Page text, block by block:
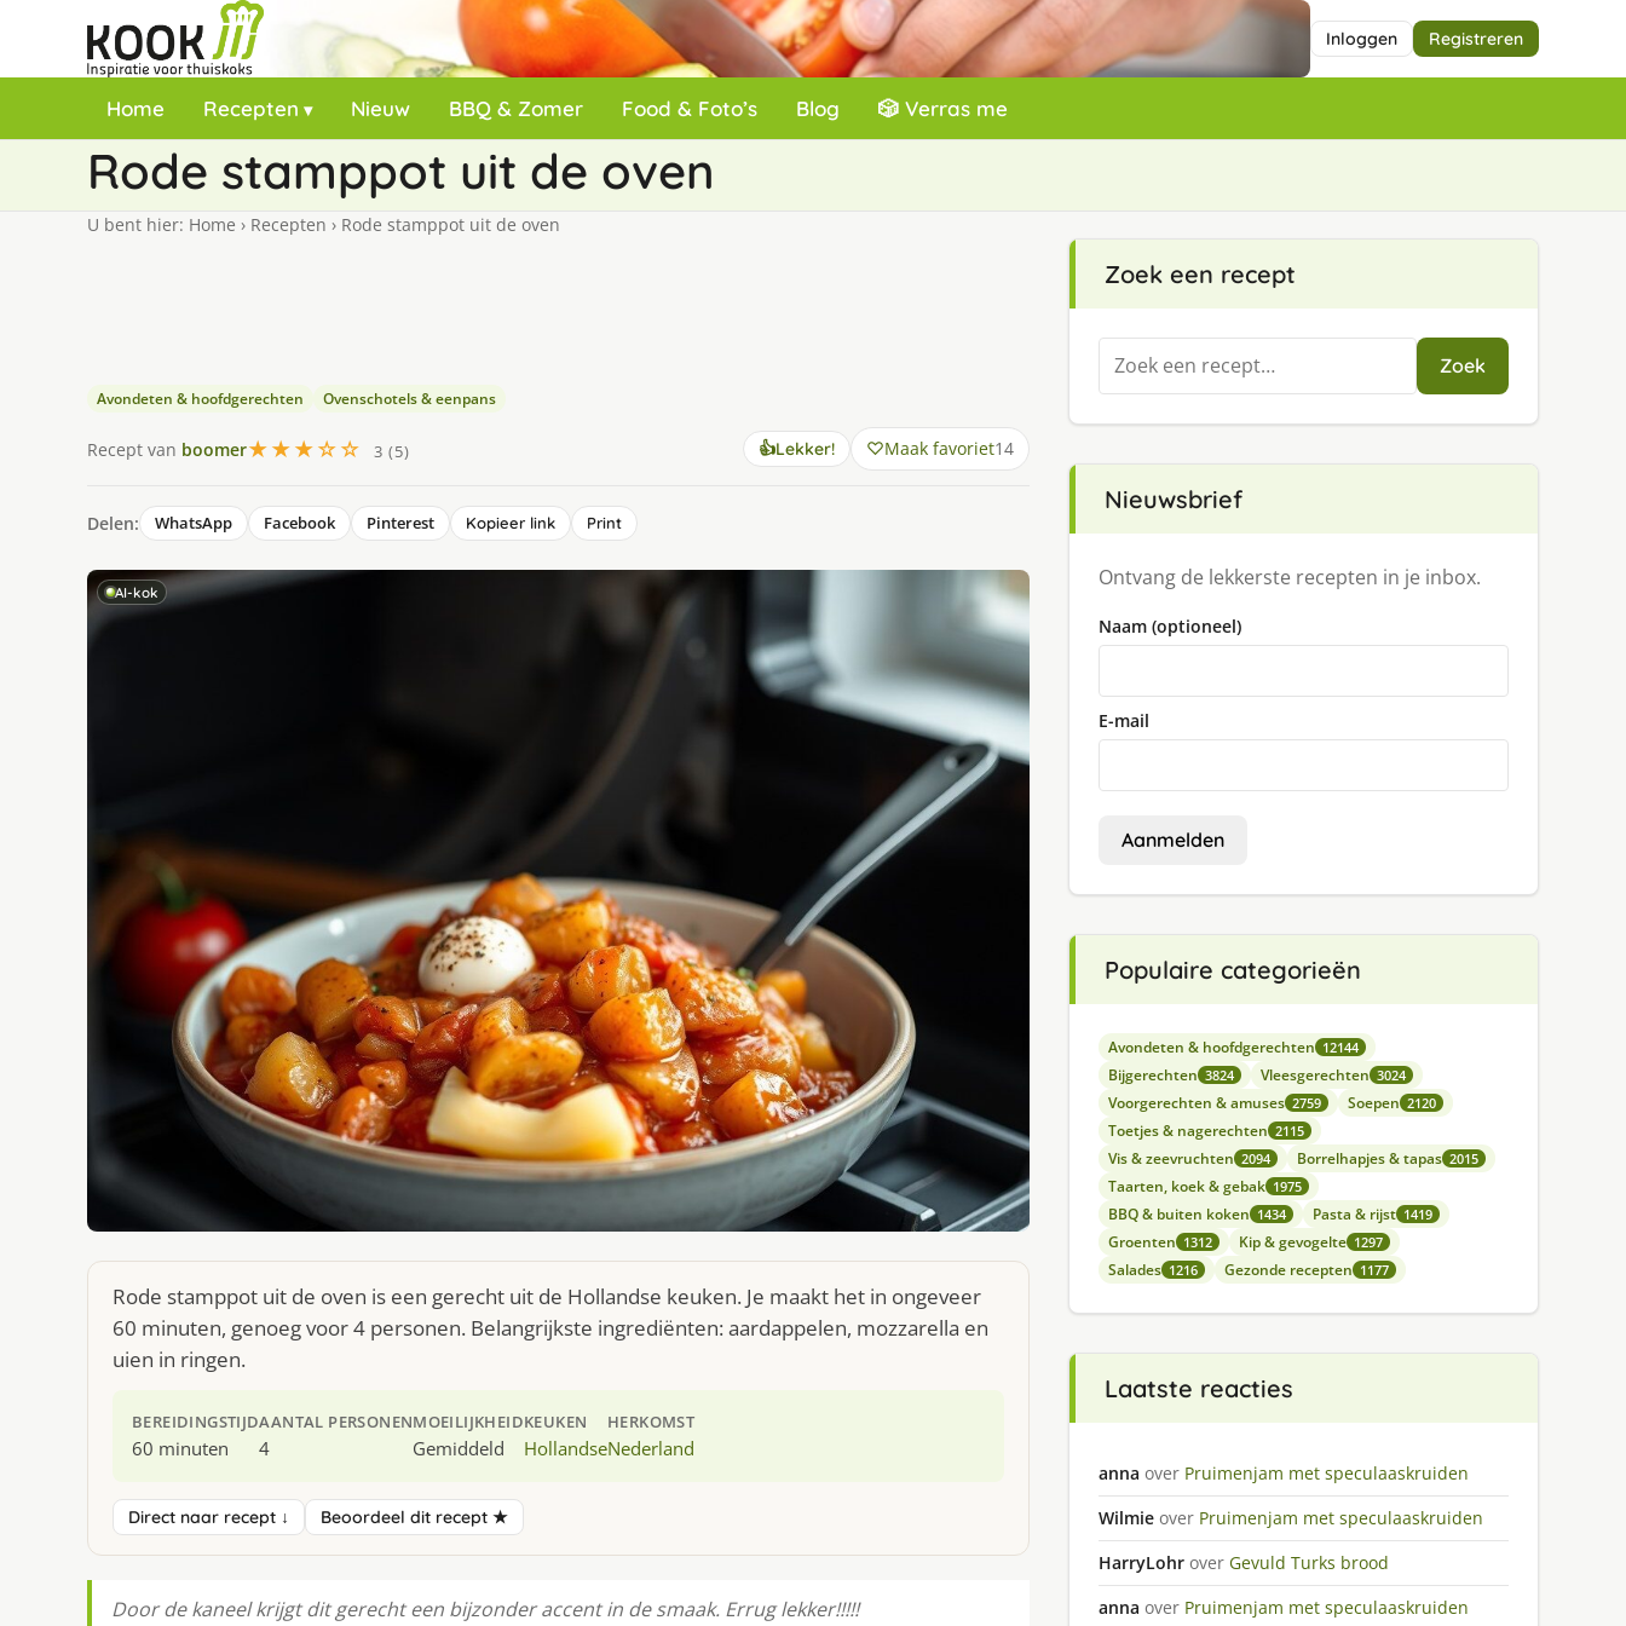
Inloggen Registreren
Home Recepten Nieuw BBQ & Zomer Food & Foto’s Blog 🎲 Verras me
Rode stamppot uit de oven
U bent hier: Home › Recepten › Rode stamppot uit de oven
Avondeten & hoofdgerechten Ovenschotels & eenpans
Recept van boomer★★★☆☆ 3 (5) 👍Lekker! Maak favoriet14
Delen: WhatsApp Facebook Pinterest Kopieer link Print
AI-kok
Rode stamppot uit de oven is een gerecht uit de Hollandse keuken. Je maakt het in ongeveer
60 minuten, genoeg voor 4 personen. Belangrijkste ingrediënten: aardappelen, mozzarella en
uien in ringen.
BEREIDINGSTIJD
60 minuten
AANTAL PERSONEN
4
MOEILIJKHEID
Gemiddeld
KEUKEN
Hollandse
HERKOMST
Nederland
Direct naar recept ↓ Beoordeel dit recept ★
Door de kaneel krijgt dit gerecht een bijzonder accent in de smaak. Errug lekker!!!!!
Zoek een recept
Zoeken
naar:
Zoek
Nieuwsbrief
Ontvang de lekkerste recepten in je inbox.
Naam (optioneel)
E-mail
Aanmelden
Populaire categorieën
Avondeten & hoofdgerechten 12144
Bijgerechten 3824 Vleesgerechten 3024
Voorgerechten & amuses 2759 Soepen 2120
Toetjes & nagerechten 2115
Vis & zeevruchten 2094 Borrelhapjes & tapas 2015
Taarten, koek & gebak 1975
BBQ & buiten koken 1434 Pasta & rijst 1419
Groenten 1312 Kip & gevogelte 1297
Salades 1216 Gezonde recepten 1177
Laatste reacties
anna over Pruimenjam met speculaaskruiden
Wilmie over Pruimenjam met speculaaskruiden
HarryLohr over Gevuld Turks brood
anna over Pruimenjam met speculaaskruiden